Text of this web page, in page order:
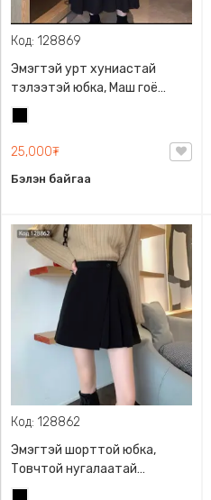
Код: 128869
Эмэгтэй урт хуниастай
тэлээтэй юбка, Маш гоё
материалтай
25,000₮
Бэлэн байгаа
Код: 128862
Эмэгтэй шорттой юбка,
Товчтой нугалаатай
загварлаг өндөр суудалтай